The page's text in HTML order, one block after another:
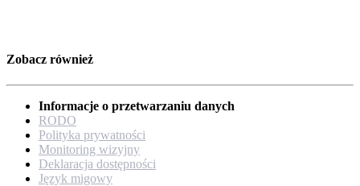
Zobacz również
Informacje o przetwarzaniu danych
RODO
Polityka prywatności
Monitoring wizyjny
Deklaracja dostępności
Język migowy